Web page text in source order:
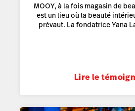
MOOY, à la fois magasin de
est un lieu où la beauté
prévaut. La fondatrice Yana
Lire le